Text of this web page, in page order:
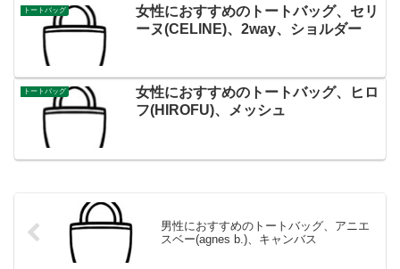
トートバッグ
女性におすすめのトートバッグ、セリ
ーヌ(CELINE)、2way、ショルダー
トートバッグ
女性におすすめのトートバッグ、ヒロ
フ(HIROFU)、メッシュ
男性におすすめのトートバッグ、アニエ
スベー(agnes b.)、キャンバス